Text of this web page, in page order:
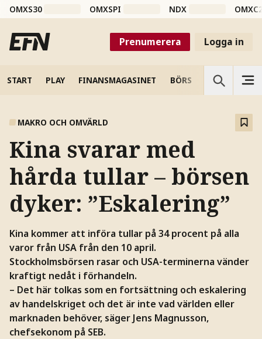
OMXS30 OMXSPI NDX
Prenumerera Logga in
START PLAY FINANSMAGASINET BÖRS VETENSKAP
MAKRO OCH OMVÄRLD
Kina svarar med
hårda tullar – börsen
dyker: ”Eskalering”
Kina kommer att införa tullar på 34 procent på alla
varor från USA från den 10 april.
Stockholmsbörsen rasar och USA-terminerna vänder
kraftigt nedåt i förhandeln.
– Det här tolkas som en fortsättning och eskalering
av handelskriget och det är inte vad världen eller
marknaden behöver, säger Jens Magnusson,
chefsekonom på SEB.